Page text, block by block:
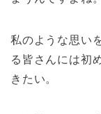
私のような思い
る皆さんには初
きたい。